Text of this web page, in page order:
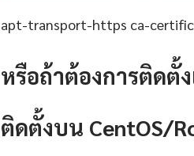
apt-transport-https ca-
หรือถ้าต้องการติดตั้
ติดตั้งบน CentOS/